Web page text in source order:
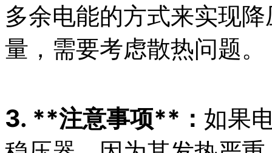
多余电能的方式来实现
量，需要考虑散热问题。
3. **注意事项**： 如果